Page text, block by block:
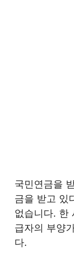
국민연금을
금을 받고 있
없습니다. 한
급자의 부양
다.